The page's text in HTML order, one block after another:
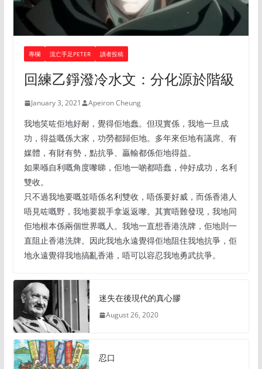
專欄 流亡手足PETER 讀者投稿
回練乙錚潑冷水文：分化源於階級
January 3, 2021 Apeiron Cheung
我地笑咗佢地好耐，覺得佢地蠢。但現實係，我地一旦成
功，得益嘅係大家，功勞都歸佢地。多年來佢地有議席、有
媒體，有財有勢，點抗爭、贏輸都係佢地得益。
如果喺自利嘅角度嚟睇，佢地一啲都唔蠢，仲好成功，名利
雙收。
只不過我地要嘅並唔係名利雙收，唔係要好威，而係香港人
唔見咗嘅野，我地要親手拿返返嚟。其實唔難發現，我地同
佢地根本係兩個世界嘅人。我地一直想香港洗牌，佢地則一
直阻止香港洗牌。因此我地永遠覺得佢地阻住我地抗爭，佢
地永遠覺得我地搞亂香港，唔可以容忍我地勇武抗爭。
迷失在後現代的真心膠
August 26, 2020
忍口